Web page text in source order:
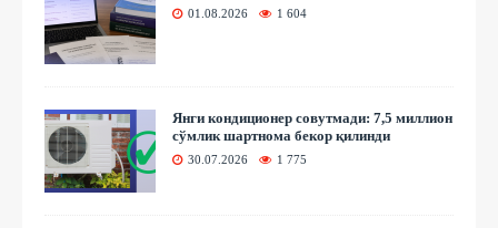
01.08.2026 1 604
Янги кондиционер совутмади: 7,5 миллион
сўмлик шартнома бекор қилинди
30.07.2026 1 775